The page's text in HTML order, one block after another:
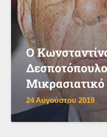
Ο
24 Αυγούστου 2019